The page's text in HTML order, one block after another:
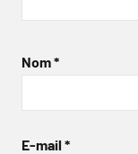
Nom*
E-mail *